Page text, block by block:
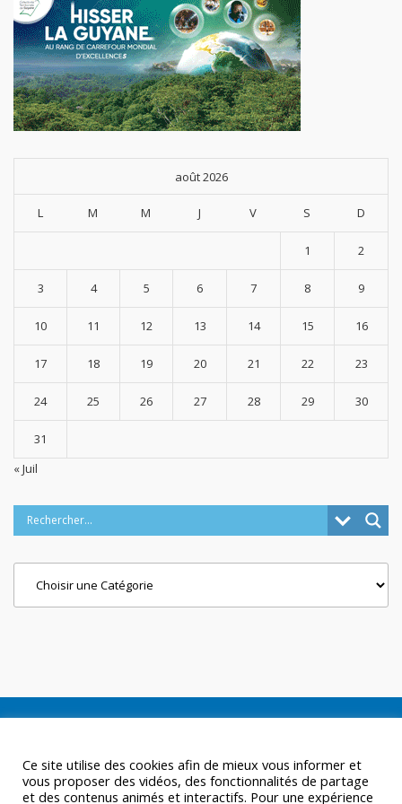
août 2026
L M M J V S D
1 2
3 4 5 6 7 8 9
10 11 12 13 14 15 16
17 18 19 20 21 22 23
24 25 26 27 28 29 30
31
« Juil
Ce site utilise des cookies afin de mieux vous informer et
vous proposer des vidéos, des fonctionnalités de partage
et des contenus animés et interactifs. Pour une expérience